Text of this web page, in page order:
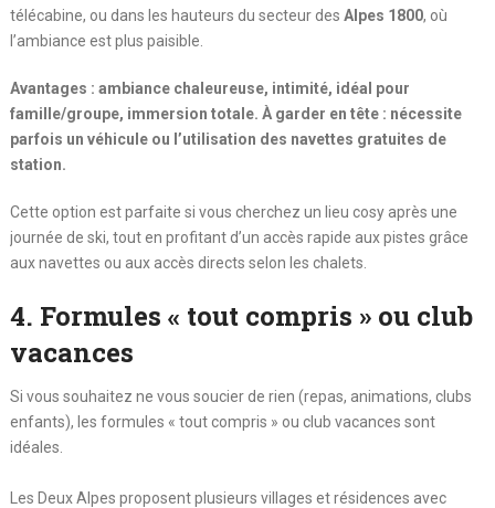
télécabine, ou dans les hauteurs du secteur des Alpes 1800, où
l’ambiance est plus paisible.
Avantages : ambiance chaleureuse, intimité, idéal pour
famille/groupe, immersion totale. À garder en tête : nécessite
parfois un véhicule ou l’utilisation des navettes gratuites de
station.
Cette option est parfaite si vous cherchez un lieu cosy après une
journée de ski, tout en profitant d’un accès rapide aux pistes grâce
aux navettes ou aux accès directs selon les chalets.
4. Formules « tout compris » ou club
vacances
Si vous souhaitez ne vous soucier de rien (repas, animations, clubs
enfants), les formules « tout compris » ou club vacances sont
idéales.
Les Deux Alpes proposent plusieurs villages et résidences avec